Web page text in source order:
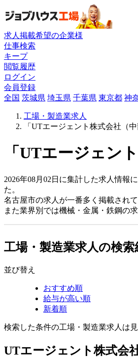
求人掲載希望の企業様
仕事検索
キープ
閲覧履歴
ログイン
会員登録
全国 茨城県 埼玉県 千葉県 東京都 神
工場・製造業求人
「UTエージェント株式会社（
「UTエージェン
2026年08月02日に集計した求人情報
た。
名古屋市の求人が一番多く掲載されて
また業界別では機械・金属・鉄鋼の
工場・製造業求人の検索
並び替え
おすすめ順
給与が高い順
新着順
検索した条件の工場・製造業求人は
UTエージェント株式会